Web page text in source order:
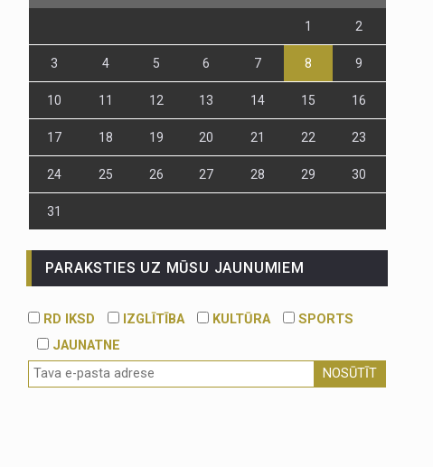
1 2
3 4 5 6 7 8 9
10 11 12 13 14 15 16
17 18 19 20 21 22 23
24 25 26 27 28 29 30
31
PARAKSTIES UZ MŪSU JAUNUMIEM
RD IKSD IZGLĪTĪBA KULTŪRA
SPORTS
JAUNATNE
NOSŪTĪT